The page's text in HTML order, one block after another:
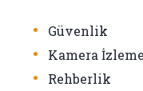
• Güvenlik
• Kamera İzleme
• Rehberlik